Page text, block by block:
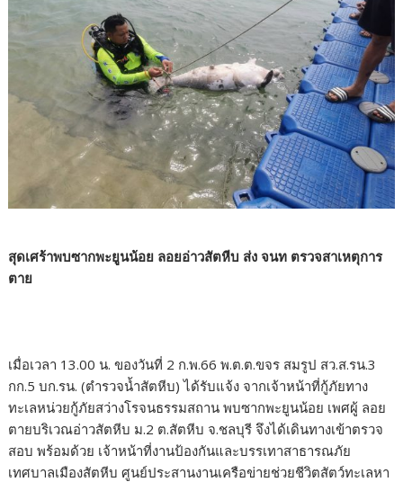
สุดเศร้าพบซากพะยูนน้อย ลอยอ่าวสัตหีบ ส่ง จนท ตรวจสาเหตุการ
ตาย
เมื่อเวลา 13.00 น. ของวันที่ 2 ก.พ.66 พ.ต.ต.ขจร สมรูป สว.ส.รน.3
กก.5 บก.รน. (ตำรวจน้ำสัตหีบ) ได้รับแจ้ง จากเจ้าหน้าที่กู้ภัยทาง
ทะเลหน่วยกู้ภัยสว่างโรจนธรรมสถาน พบซากพะยูนน้อย เพศผู้ ลอย
ตายบริเวณอ่าวสัตหีบ ม.2 ต.สัตหีบ จ.ชลบุรี จึงได้เดินทางเข้าตรวจ
สอบ พร้อมด้วย เจ้าหน้าที่งานป้องกันและบรรเทาสาธารณภัย
เทศบาลเมืองสัตหีบ ศูนย์ประสานงานเครือข่ายช่วยชีวิตสัตว์ทะเลหา